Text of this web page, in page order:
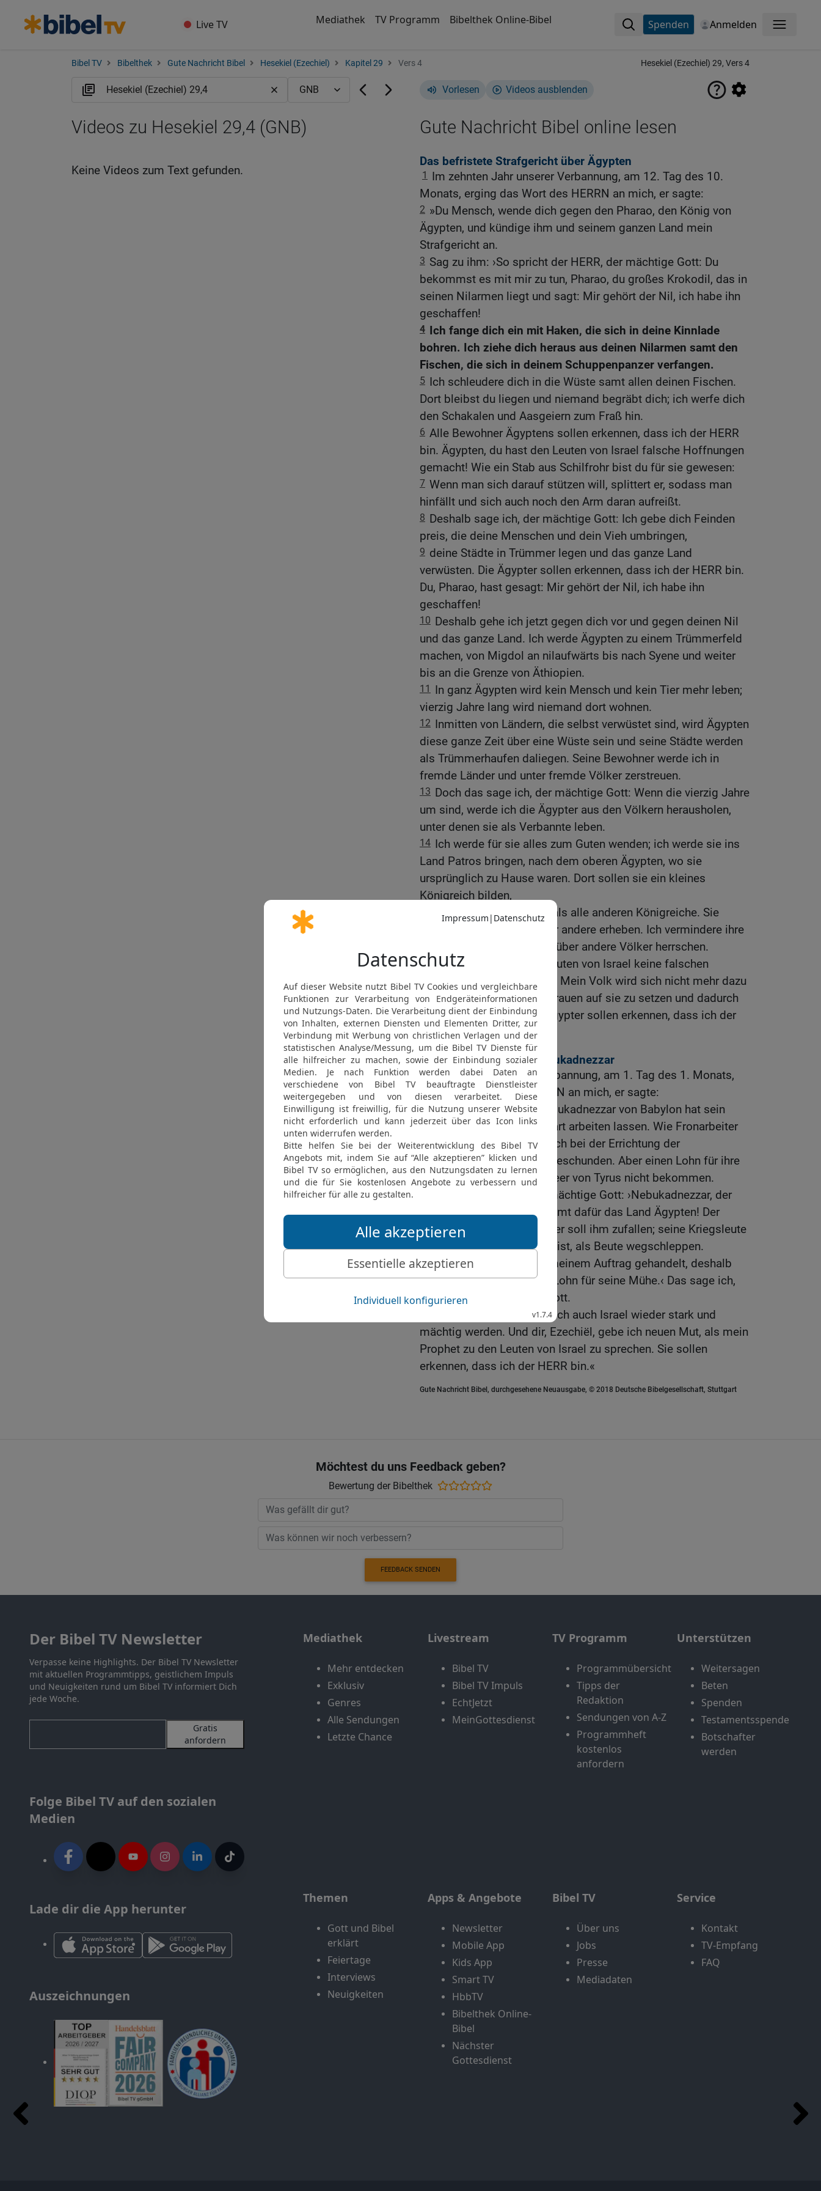
Live TV Mediathek TV Programm Bibelthek Online-Bibel Spenden Anmelden Menü
Bibel TV Bibelthek Gute Nachricht Bibel Hesekiel (Ezechiel) Kapitel 29 Vers 4 Hesekiel (Ezechiel) 29, Vers 4
Vorlesen Videos ausblenden
Gute Nachricht Bibel online lesen
Das befristete Strafgericht über Ägypten
1
Im zehnten Jahr unserer Verbannung, am 12. Tag des 10.
Monats, erging das Wort des HERRN an mich, er sagte:
2 »Du Mensch, wende dich gegen den Pharao, den König von
Ägypten, und kündige ihm und seinem ganzen Land mein
Strafgericht an.
3 Sag zu ihm: ›So spricht der HERR, der mächtige Gott: Du
bekommst es mit mir zu tun, Pharao, du großes Krokodil, das in
seinen Nilarmen liegt und sagt: Mir gehört der Nil, ich habe ihn
geschaffen!
4 Ich fange dich ein mit Haken, die sich in deine Kinnlade
bohren. Ich ziehe dich heraus aus deinen Nilarmen samt den
Fischen, die sich in deinem Schuppenpanzer verfangen.
5 Ich schleudere dich in die Wüste samt allen deinen Fischen.
Dort bleibst du liegen und niemand begräbt dich; ich werfe dich
den Schakalen und Aasgeiern zum Fraß hin.
6 Alle Bewohner Ägyptens sollen erkennen, dass ich der HERR
bin. Ägypten, du hast den Leuten von Israel falsche Hoffnungen
gemacht! Wie ein Stab aus Schilfrohr bist du für sie gewesen:
7 Wenn man sich darauf stützen will, splittert er, sodass man
hinfällt und sich auch noch den Arm daran aufreißt.
8 Deshalb sage ich, der mächtige Gott: Ich gebe dich Feinden
preis, die deine Menschen und dein Vieh umbringen,
9 deine Städte in Trümmer legen und das ganze Land
verwüsten. Die Ägypter sollen erkennen, dass ich der HERR bin.
Du, Pharao, hast gesagt: Mir gehört der Nil, ich habe ihn
geschaffen!
10 Deshalb gehe ich jetzt gegen dich vor und gegen deinen Nil
und das ganze Land. Ich werde Ägypten zu einem Trümmerfeld
machen, von Migdol an nilaufwärts bis nach Syene und weiter
bis an die Grenze von Äthiopien.
11
In ganz Ägypten wird kein Mensch und kein Tier mehr leben;
vierzig Jahre lang wird niemand dort wohnen.
12 Inmitten von Ländern, die selbst verwüstet sind, wird Ägypten
diese ganze Zeit über eine Wüste sein und seine Städte werden
als Trümmerhaufen daliegen. Seine Bewohner werde ich in
fremde Länder und unter fremde Völker zerstreuen.
13 Doch das sage ich, der mächtige Gott: Wenn die vierzig Jahre
um sind, werde ich die Ägypter aus den Völkern herausholen,
unter denen sie als Verbannte leben.
14 Ich werde für sie alles zum Guten wenden; ich werde sie ins
Land Patros bringen, nach dem oberen Ägypten, wo sie
ursprünglich zu Hause waren. Dort sollen sie ein kleines
Königreich bilden,
kleiner und schwächer als alle anderen Königreiche. Sie
sollen sich nicht mehr über andere erheben. Ich vermindere ihre
Zahl, damit sie nicht mehr über andere Völker herrschen.
16 Dann können sie den Leuten von Israel keine falschen
Hoffnungen mehr machen. Mein Volk wird sich nicht mehr dazu
verführen lassen, sein Vertrauen auf sie zu setzen und dadurch
schuldig zu werden. Die Ägypter sollen erkennen, dass ich der
HERR bin!‹«
Ägypten als Lohn für Nebukadnezzar
17 Im 27. Jahr unserer Verbannung, am 1. Tag des 1. Monats,
erging das Wort des HERRN an mich, er sagte:
18 »Du Mensch, König Nebukadnezzar von Babylon hat sein
Heer vor der Stadt Tyrus hart arbeiten lassen. Wie Fronarbeiter
haben seine Kriegsleute sich bei der Errichtung der
Belagerungswerke blutig geschunden. Aber einen Lohn für ihre
Mühe haben er und sein Heer von Tyrus nicht bekommen.
Deshalb sage ich, der mächtige Gott: ›Nebukadnezzar, der
König von Babylon, bekommt dafür das Land Ägypten! Der
ganze Reichtum der Ägypter soll ihm zufallen; seine Kriegsleute
werden alles, was wertvoll ist, als Beute wegschleppen.
20 Nebukadnezzar hat in meinem Auftrag gehandelt, deshalb
gebe ich ihm Ägypten als Lohn für seine Mühe.‹ Das sage ich,
der HERR, der mächtige Gott.
Zur gleichen Zeit lasse ich auch Israel wieder stark und
mächtig werden. Und dir, Ezechiël, gebe ich neuen Mut, als mein
Prophet zu den Leuten von Israel zu sprechen. Sie sollen
erkennen, dass ich der HERR bin.«
Gute Nachricht Bibel, durchgesehene Neuausgabe, © 2018 Deutsche Bibelgesellschaft, Stuttgart
Videos zu Hesekiel 29,4 (GNB)
Keine Videos zum Text gefunden.
Möchtest du uns Feedback geben?
Bewertung der Bibelthek
FEEDBACK SENDEN
Der Bibel TV Newsletter
Verpasse keine Highlights. Der Bibel TV Newsletter
mit aktuellen Programmtipps, geistlichem Impuls
und Neuigkeiten rund um Bibel TV informiert Dich
jede Woche.
Gratis
anfordern
Folge Bibel TV auf den sozialen
Medien
Lade dir die App herunter
Auszeichnungen
Mediathek
Mehr entdecken
Exklusiv
Genres
Alle Sendungen
Letzte Chance
Livestream
Bibel TV
Bibel TV Impuls
EchtJetzt
MeinGottesdienst
TV Programm
Programmübersicht
Tipps der
Redaktion
Sendungen von A-Z
Programmheft
kostenlos
anfordern
Unterstützen
Weitersagen
Beten
Spenden
Testamentsspende
Botschafter
werden
Themen
Gott und Bibel
erklärt
Feiertage
Interviews
Neuigkeiten
Apps & Angebote
Newsletter
Mobile App
Kids App
Smart TV
HbbTV
Bibelthek Online-
Bibel
Nächster
Gottesdienst
Bibel TV
Über uns
Jobs
Presse
Mediadaten
Service
Kontakt
TV-Empfang
FAQ